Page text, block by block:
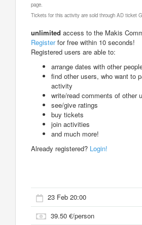
page.
Tickets for this activity are sold through AD ticket
unlimited access to the Makis
Registerfor free within 10 seconds!
Registered users are able to:
arrange dates with other
find other users, who want to
activity
write/read comments of other
see/give ratings
buy tickets
join activities
and much more!
Already registered? Login!
23 Feb 20:00
39.50 €/person